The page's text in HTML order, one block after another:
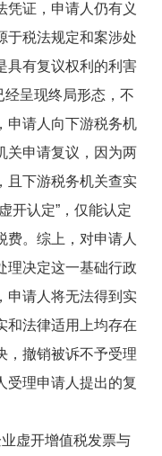
凭证，申请人仍有义
于税法规定和案涉处
具有复议权利的利害
呈现终局形态，不
申请人向下游税务机
关申请复议，因为两
且下游税务机关查实
开认定”，仅能认定
费。综上，对申请人
理决定这一基础行政
申请人将无法得到实
和法律适用上均存在
，撤销被诉不予受理
受理申请人提出的复
虚开增值税发票与